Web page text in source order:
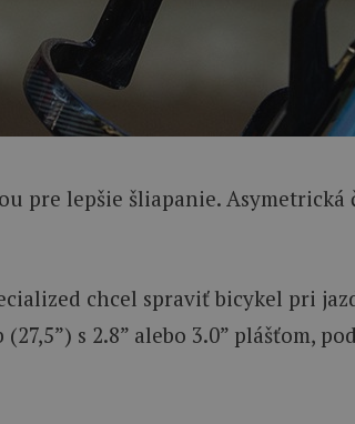
pre lepšie šliapanie.
chcel spraviť bicykel pri
s 2.8” alebo 3.0” plášťom,